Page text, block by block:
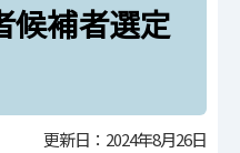
候補者選定
更新日：2024年8月26日